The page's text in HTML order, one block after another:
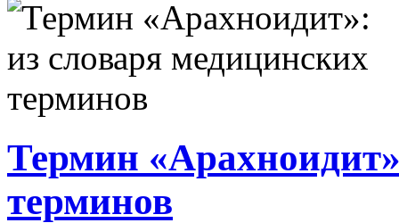
Термин
терминов